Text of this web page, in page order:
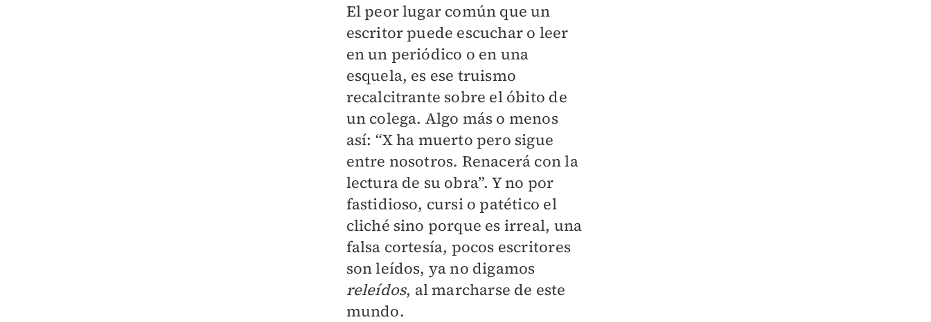
El peor lugar común que un
escritor puede escuchar o leer
en un periódico o en una
esquela, es ese truismo
recalcitrante sobre el óbito de
un colega. Algo más o menos
así: “X ha muerto pero sigue
entre nosotros. Renacerá con la
lectura de su obra”. Y no por
fastidioso, cursi o patético el
cliché sino porque es irreal, una
falsa cortesía, pocos escritores
son leídos, ya no digamos
releídos, al marcharse de este
mundo.